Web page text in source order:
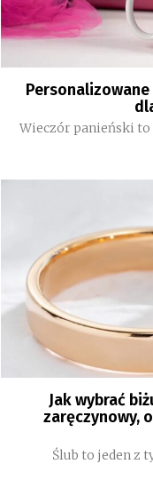
Wieczór panieński to
Jak wybrać
zaręczynowy,
Ślub to jeden z